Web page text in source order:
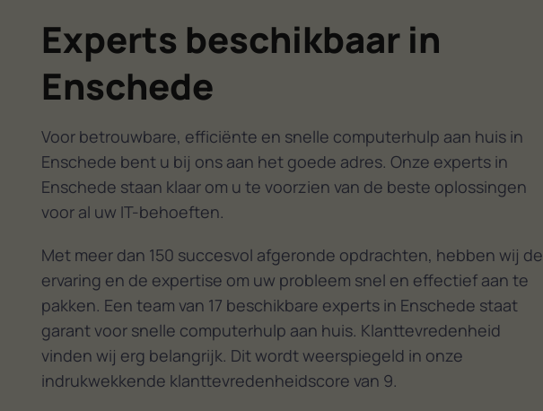
Experts beschikbaar in
Enschede
Voor betrouwbare, efficiënte en snelle computerhulp aan huis in
Enschede bent u bij ons aan het goede adres. Onze experts in
Enschede staan klaar om u te voorzien van de beste oplossingen
voor al uw IT-behoeften.
Met meer dan 150 succesvol afgeronde opdrachten, hebben wij de
ervaring en de expertise om uw probleem snel en effectief aan te
pakken. Een team van 17 beschikbare experts in Enschede staat
garant voor snelle computerhulp aan huis. Klanttevredenheid
vinden wij erg belangrijk. Dit wordt weerspiegeld in onze
indrukwekkende klanttevredenheidscore van 9.